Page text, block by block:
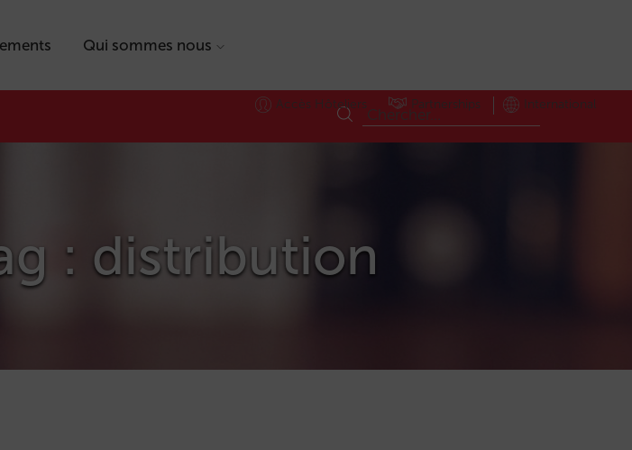
Qui sommes nous
Accès Hôteliers Partnerships International
: distribution